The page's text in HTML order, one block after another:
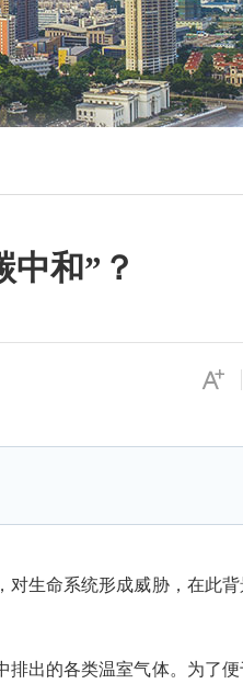
中和”？
命系统形成威胁，在此背
出的各类温室气体。为了